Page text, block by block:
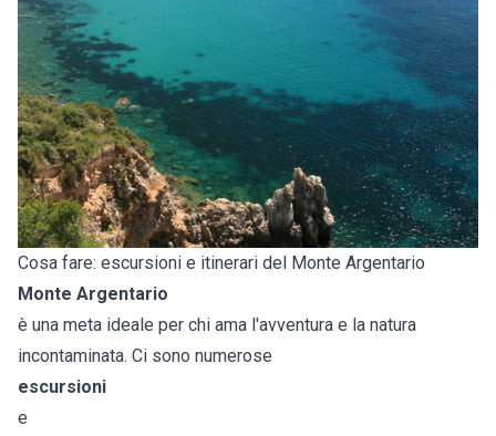
Cosa fare: escursioni e itinerari del Monte Argentario
Monte Argentario
è una meta ideale per chi ama l'avventura e la natura
incontaminata. Ci sono numerose
escursioni
e